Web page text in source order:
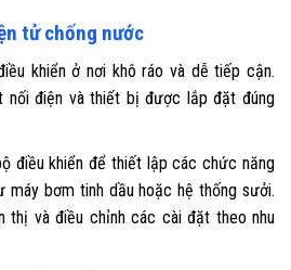
tử chống nước
khiển ở nơi khô ráo và dễ tiếp cận.
nối điện và thiết bị được lắp đặt đúng
điều khiển để thiết lập các chức năng
bơm tinh dầu hoặc hệ thống sưởi.
thị và điều chỉnh các cài đặt theo nhu